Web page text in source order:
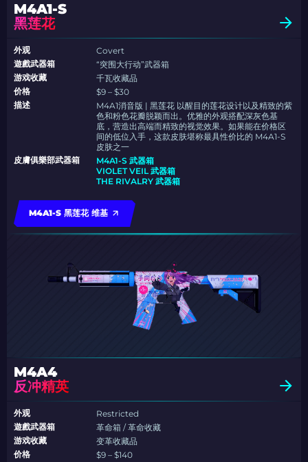
M4A1-S
黑莲花
外观
Covert
遊戲武器箱
“突围大行动”武器箱
游戏收藏
千瓦收藏品
价格
$9 – $30
描述
M4A1消音版 | 黑莲花 以醒目的莲花设计以及精致的紫
色和粉色花瓣脱颖而出。优雅的外观搭配深灰色基
底，营造出高端而精致的视觉效果。如果能在价格区
间的低位入手，这款皮肤堪称最具性价比的 M4A1-S
皮肤之一
皮膚俱樂部武器箱
M4A1-S 武器箱
VIOLET VEIL 武器箱
THE RIVALRY 武器箱
M4A1-S 黑莲花 维基
M4A4
反冲精英
外观
Restricted
遊戲武器箱
革命箱 / 革命收藏
游戏收藏
变革收藏品
价格
$9 – $140